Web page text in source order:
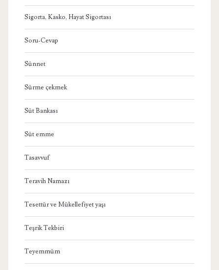
Sigorta, Kasko, Hayat Sigortası
Soru-Cevap
Sünnet
Sürme çekmek
Süt Bankası
Süt emme
Tasavvuf
Teravih Namazı
Tesettür ve Mükellefiyet yaşı
Teşrik Tekbiri
Teyemmüm